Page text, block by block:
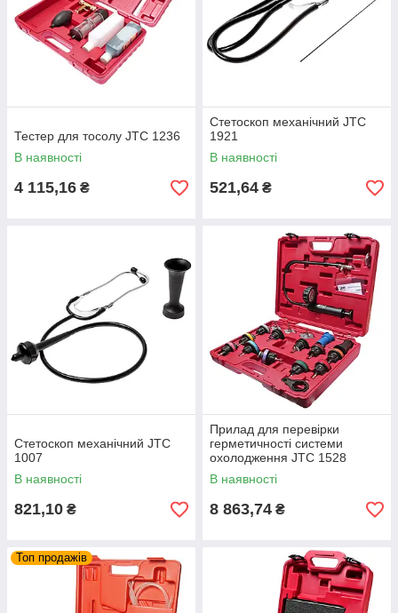
Тестер для тосолу JTC 1236
В наявності
4 115,16 ₴
Стетоскоп механічний JTC
1921
В наявності
521,64 ₴
Стетоскоп механічний JTC
1007
В наявності
821,10 ₴
Прилад для перевірки
герметичності системи
охолодження JTC 1528
В наявності
8 863,74 ₴
Топ продажів